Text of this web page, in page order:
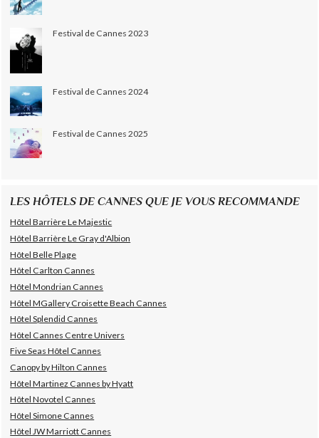
Festival de Cannes 2023
Festival de Cannes 2024
Festival de Cannes 2025
LES HÔTELS DE CANNES QUE JE VOUS RECOMMANDE
Hôtel Barrière Le Majestic
Hôtel Barrière Le Gray d'Albion
Hôtel Belle Plage
Hôtel Carlton Cannes
Hôtel Mondrian Cannes
Hôtel MGallery Croisette Beach Cannes
Hôtel Splendid Cannes
Hôtel Cannes Centre Univers
Five Seas Hôtel Cannes
Canopy by Hilton Cannes
Hôtel Martinez Cannes by Hyatt
Hôtel Novotel Cannes
Hôtel Simone Cannes
Hôtel JW Marriott Cannes